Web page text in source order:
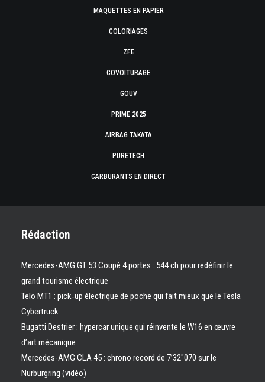
MAQUETTES EN PAPIER
COLORIAGES
ZFE
COVOITURAGE
GOUV
PRIME 2025
AIRBAG TAKATA
PURETECH
CARBURANTS EN DIRECT
Rédaction
Mercedes-AMG GT 53 Coupé 4 portes : 544 ch pour redéfinir le
grand tourisme électrique
Telo MT1 : pick‑up électrique de poche qui fait mieux que le Tesla
Cybertruck
Bugatti Destrier : hypercar unique qui réinvente le W16 en œuvre
d’art mécanique
Mercedes-AMG CLA 45 : chrono record de 7’32″070 sur le
Nürburgring (vidéo)